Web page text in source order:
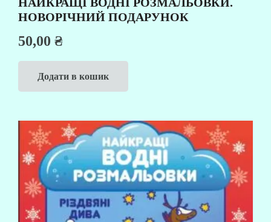
НОВОРІЧНИЙ ПОДАРУНОК
50,00 ₴
Додати в кошик